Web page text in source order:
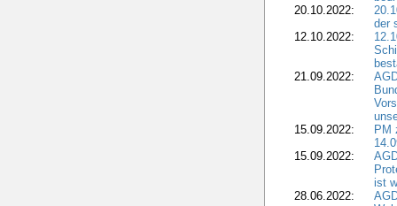
20.10.2022:
der
12.10.2022:
21.09.2022:
15.09.2022:
PM
15.09.2022:
ist
28.06.2022: